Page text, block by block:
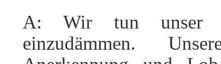
A: Wir tun unser
einzudämmen.